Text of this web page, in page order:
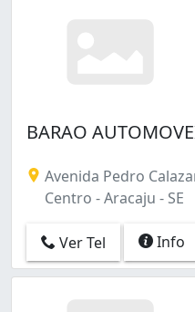
BARAO
Avenida Pedro
Centro - Aracaju - SE
Ver Tel Info